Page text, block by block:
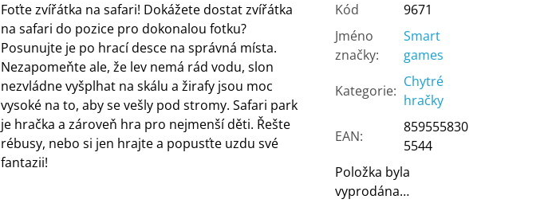
Foťte zvířátka na safari! Dokážete dostat zvířátka
na safari do pozice pro dokonalou fotku?
Posunujte je po hrací desce na správná místa.
Nezapomeňte ale, že lev nemá rád vodu, slon
nezvládne vyšplhat na skálu a žirafy jsou moc
vysoké na to, aby se vešly pod stromy. Safari park
je hračka a zároveň hra pro nejmenší děti. Řešte
rébusy, nebo si jen hrajte a popusťte uzdu své
fantazii!
Kód
9671
Jméno
značky:
Smart
games
Kategorie:
Chytré
hračky
EAN:
859555830
5544
Položka byla
vyprodána…